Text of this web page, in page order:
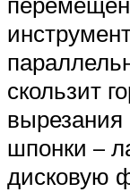
скользит
шпонки –
дисковую